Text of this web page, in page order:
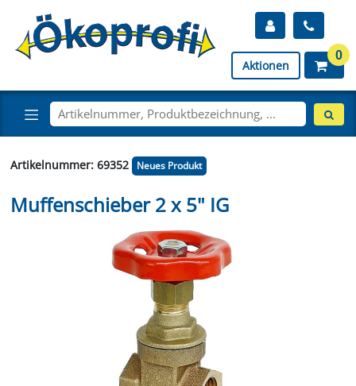
Aktionen
0
Artikelnummer: 69352 Neues Produkt
Muffenschieber 2 x 5" IG